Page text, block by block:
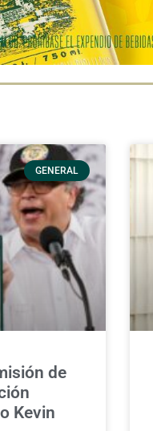
GENERAL
de
Kevin